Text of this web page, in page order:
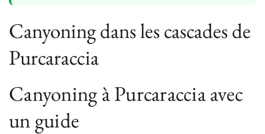
Canyoning dans les cascades de
Purcaraccia
Canyoning à Purcaraccia avec
un guide